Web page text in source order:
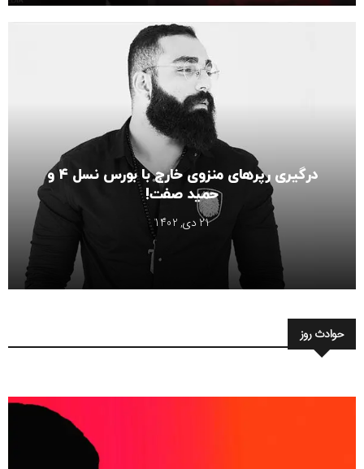
درگیری رپرهای منزوی خارج با بورس نسل ۴ و
حمید صفت!
21 دی, 1402
حوادث روز